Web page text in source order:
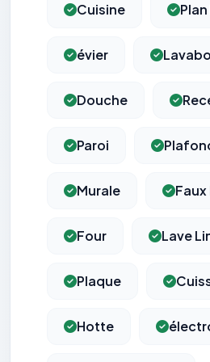
Cuisine
évier Lavabo
Douche
Paroi
Murale
Four Lave
Plaque
Hotte